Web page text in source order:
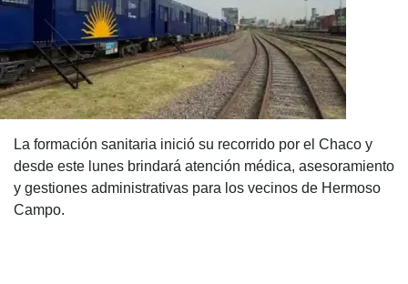
La formación sanitaria inició su recorrido por el Chaco y
desde este lunes brindará atención médica, asesoramiento
y gestiones administrativas para los vecinos de Hermoso
Campo.